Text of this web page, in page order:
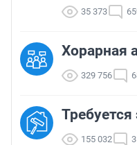
35 373
Хорарная
329 756
155 032